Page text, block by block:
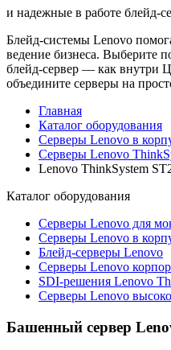
и надежные в работе блейд-
Блейд-системы Lenovo
ведение бизнеса. Выберите
блейд-сервер — как внутри
объедините серверы на
Главная
Каталог оборудования
Серверы Lenovo в
Серверы Lenovo
Lenovo ThinkSystem
Каталог оборудования
Серверы Lenovo для
Серверы Lenovo в
Блейд-серверы Lenovo
Cерверы Lenovo
SDI-решения Lenovo
Серверы Lenovo
Башенный сервер